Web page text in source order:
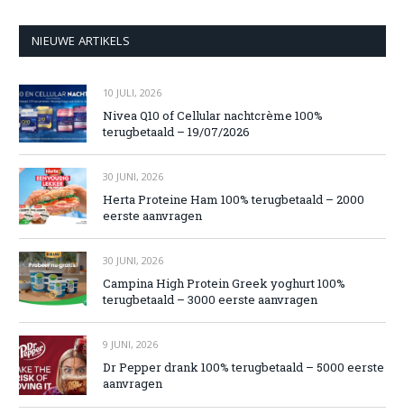
NIEUWE ARTIKELS
10 JULI, 2026
Nivea Q10 of Cellular nachtcrème 100%
terugbetaald – 19/07/2026
30 JUNI, 2026
Herta Proteine Ham 100% terugbetaald – 2000
eerste aanvragen
30 JUNI, 2026
Campina High Protein Greek yoghurt 100%
terugbetaald – 3000 eerste aanvragen
9 JUNI, 2026
Dr Pepper drank 100% terugbetaald – 5000 eerste
aanvragen